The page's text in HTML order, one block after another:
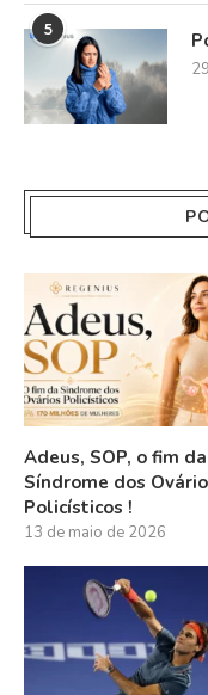
5
Adeus, SOP, o fim da
Síndrome dos
Policísticos !
13 de maio de 2026